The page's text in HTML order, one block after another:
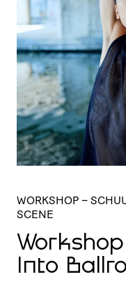
WORKSHOP –
SCENE
Into